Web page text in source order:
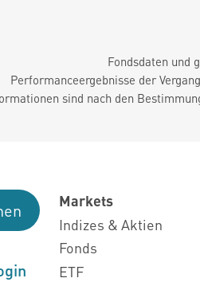
Fondsdaten und
Performanceergebnisse der
sind nach den
Markets
Indizes & Aktien
Fonds
ETF